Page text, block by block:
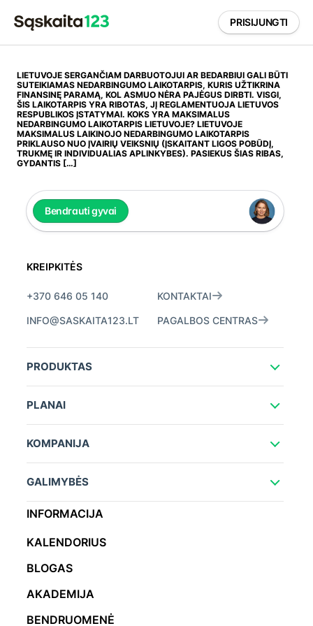
PRISIJUNGTI
LIETUVOJE SERGANČIAM DARBUOTOJUI AR BEDARBIUI GALI BŪTI
SUTEIKIAMAS NEDARBINGUMO LAIKOTARPIS, KURIS UŽTIKRINA
FINANSINĘ PARAMĄ, KOL ASMUO NĖRA PAJĖGUS DIRBTI. VISGI,
ŠIS LAIKOTARPIS YRA RIBOTAS, JĮ REGLAMENTUOJA LIETUVOS
RESPUBLIKOS ĮSTATYMAI. KOKS YRA MAKSIMALUS
NEDARBINGUMO LAIKOTARPIS LIETUVOJE? LIETUVOJE
MAKSIMALUS LAIKINOJO NEDARBINGUMO LAIKOTARPIS
PRIKLAUSO NUO ĮVAIRIŲ VEIKSNIŲ (ĮSKAITANT LIGOS POBŪDĮ,
TRUKMĘ IR INDIVIDUALIAS APLINKYBES). PASIEKUS ŠIAS RIBAS,
GYDANTIS […]
Bendrauti gyvai
KREIPKITĖS
+370 646 05 140
INFO@SASKAITA123.LT
KONTAKTAI
PAGALBOS CENTRAS
PRODUKTAS
PLANAI
KOMPANIJA
GALIMYBĖS
INFORMACIJA
KALENDORIUS
BLOGAS
AKADEMIJA
BENDRUOMENĖ